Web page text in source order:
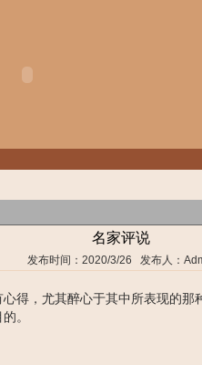
名家评说
发布时间：2020/3/26 发布人：
得，尤其醉心于其中所表现的
。